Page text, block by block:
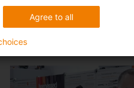
Agree to all